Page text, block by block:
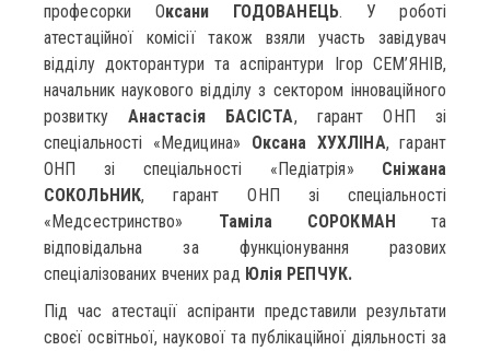
професорки Оксани ГОДОВАНЕЦЬ. У роботі
атестаційної комісії також взяли участь завідувач
відділу докторантури та аспірантури Ігор СЕМ’ЯНІВ,
начальник наукового відділу з сектором інноваційного
розвитку Анастасія БАСІСТА, гарант ОНП зі
спеціальності «Медицина» Оксана ХУХЛІНА, гарант
ОНП зі спеціальності «Педіатрія» Сніжана
СОКОЛЬНИК, гарант ОНП зі спеціальності
«Медсестринство» Таміла СОРОКМАН та
відповідальна за функціонування разових
спеціалізованих вчених рад Юлія РЕПЧУК.
Під час атестації аспіранти представили результати
своєї освітньої, наукової та публікаційної діяльності за